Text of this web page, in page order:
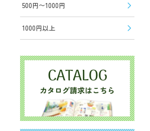
500円〜1000円
1000円以上